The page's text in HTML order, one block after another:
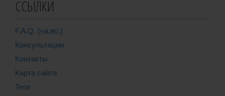
ССЫЛКИ
F.A.Q. (ча.во.)
Консультации
Контакты
Карта сайта
Теги